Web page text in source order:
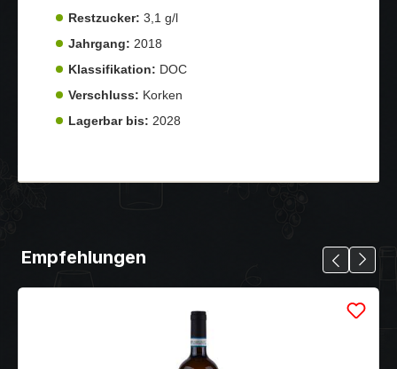
Restzucker: 3,1 g/l
Jahrgang: 2018
Klassifikation: DOC
Verschluss: Korken
Lagerbar bis: 2028
Empfehlungen